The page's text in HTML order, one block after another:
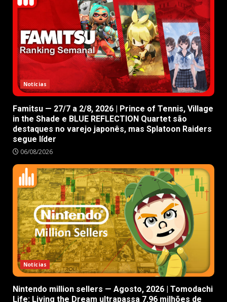
Notícias
Famitsu — 27/7 a 2/8, 2026 | Prince of Tennis, Village
in the Shade e BLUE REFLECTION Quartet são
destaques no varejo japonês, mas Splatoon Raiders
segue líder
06/08/2026
Notícias
Nintendo million sellers — Agosto, 2026 | Tomodachi
Life: Living the Dream ultrapassa 7.96 milhões de